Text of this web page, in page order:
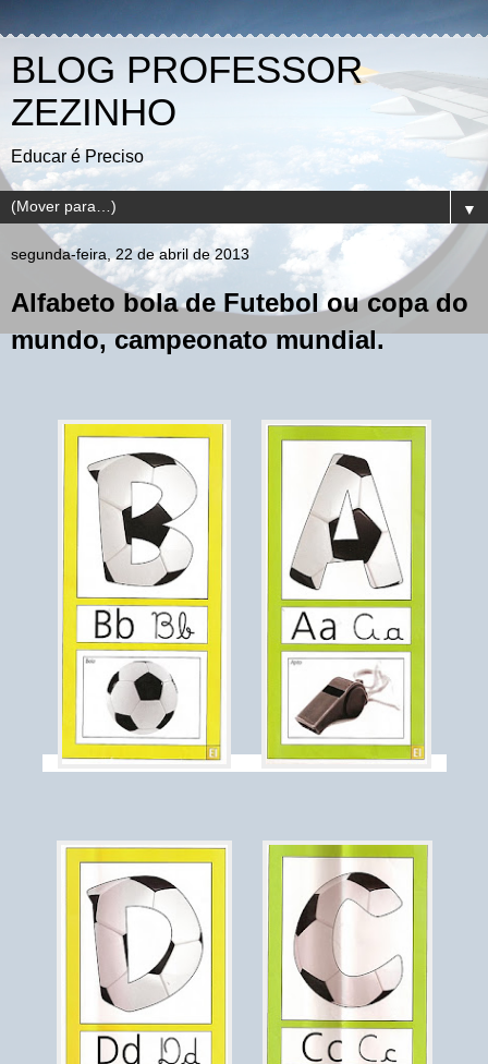
BLOG PROFESSOR
ZEZINHO
Educar é Preciso
▼
segunda-feira, 22 de abril de 2013
Alfabeto bola de Futebol ou copa do
mundo, campeonato mundial.